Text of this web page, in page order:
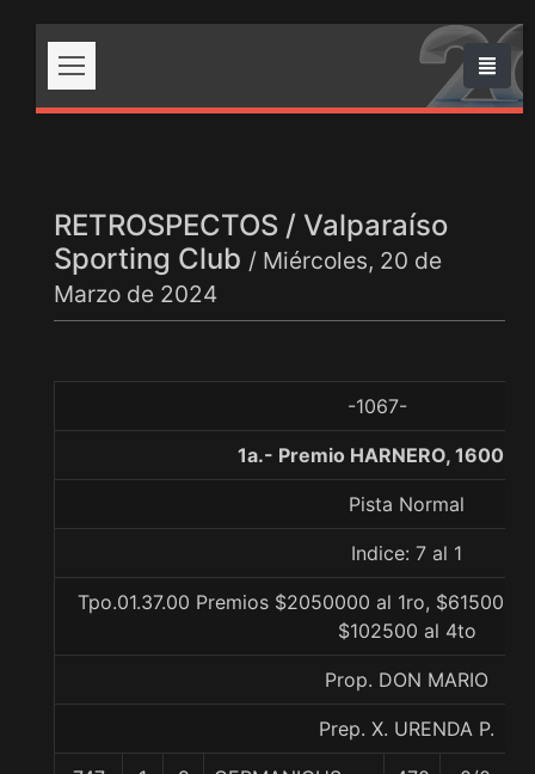
RETROSPECTOS / Valparaíso
Sporting Club / Miércoles, 20 de
Marzo de 2024
-1067-
1a.- Premio HARNERO, 1600
Pista Normal
Indice: 7 al 1
Tpo.01.37.00 Premios $2050000 al 1ro, $615000
$102500 al 4to
Prop. DON MARIO
Prep. X. URENDA P.